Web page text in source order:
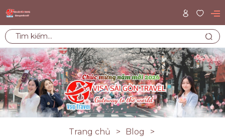
Trang chủ
Blog